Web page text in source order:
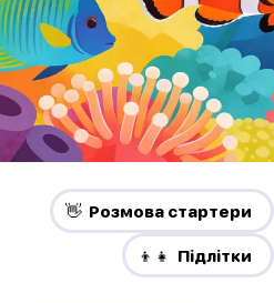
👋 Pозмова стартери
👦👧 Підлітки